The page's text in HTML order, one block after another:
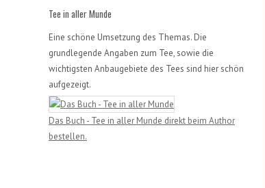
Tee in aller Munde
Eine schöne Umsetzung des Themas. Die
grundlegende Angaben zum Tee, sowie die
wichtigsten Anbaugebiete des Tees sind hier schön
aufgezeigt.
Das Buch - Tee in aller Munde direkt beim Author
bestellen.